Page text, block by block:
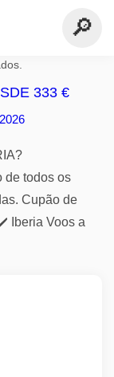
333 €
de todos os
Cupão de
Iberia Voos a